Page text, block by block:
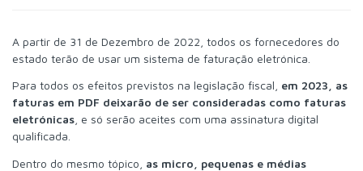
A partir de 31 de Dezembro de 2022, todos os fornecedores do
estado terão de usar um sistema de faturação eletrónica.
Para todos os efeitos previstos na legislação fiscal, em 2023, as
faturas em PDF deixarão de ser consideradas como faturas
eletrónicas, e só serão aceites com uma assinatura digital
qualificada.
Dentro do mesmo tópico, as micro, pequenas e médias